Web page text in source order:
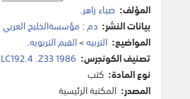
المؤلف: ضياء زاهر.
بيانات النشر: دم: مؤسسةالخليج العربي
المواضيع: التربيه>القيم التربويه.
تصنيف الكونجرس: LC192.4 .Z33 1986
نوع المادة: كتب
المصدر: المكتبة الرئيسية